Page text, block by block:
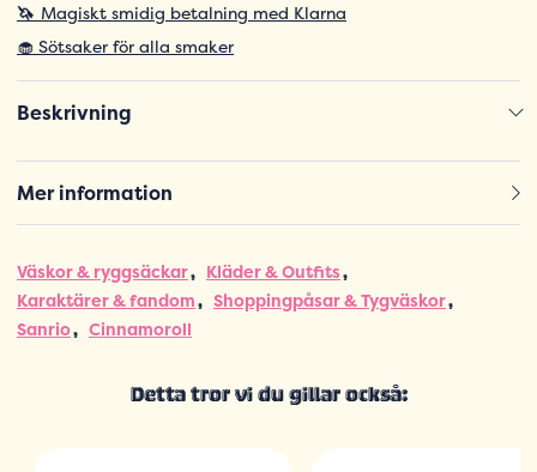
🦄 Magiskt smidig betalning med Klarna
🧁 Sötsaker för alla smaker
Beskrivning
Mer information
Väskor & ryggsäckar
Kläder & Outfits
Karaktärer & fandom
Shoppingpåsar & Tygväskor
Sanrio
Cinnamoroll
Detta tror vi du gillar också: